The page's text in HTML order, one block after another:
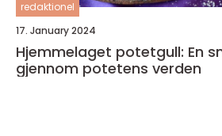
redaktionel
17. January 2024
Hjemmelaget potetgull: En
gjennom potetens verden